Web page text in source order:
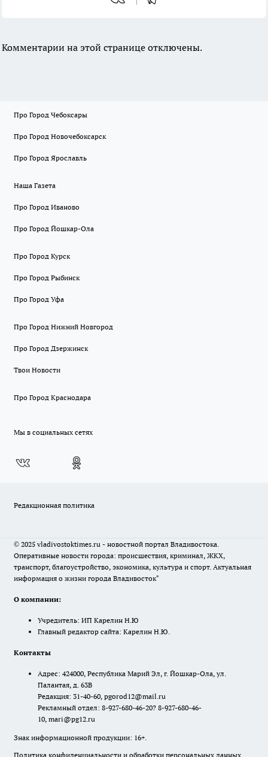
Комментарии на этой странице отключены.
Про Город Чебоксары
Про Город Новочебоксарск
Про Город Ярославль
Наша Газета
Про Город Иваново
Про Город Йошкар-Ола
Про Город Курск
Про Город Рыбинск
Про Город Уфа
Про Город Нижний Новгород
Про Город Дзержинск
Твои Новости
Про Город Краснодара
Мы в социальных сетях
Редакционная политика
© 2025 vladivostoktimes.ru - новостной портал Владивостока.
Оперативные новости города: происшествия, криминал, ЖКХ,
транспорт, благоустройство, экономика, культура и спорт. Актуальная
информация о жизни города Владивосток"
О компании:
Учредитель: ИП Карелин Н.Ю
Главный редактор сайта: Карелин Н.Ю.
Контакты
Адрес: 424000, Республика Марий Эл, г. Йошкар-Ола, ул.
Палантая, д. 63В
Редакция: 31-40-60, pgorod12@mail.ru
Рекламный отдел: 8-927-680-46-20? 8-927-680-46-
10, mari@pg12.ru
Знак информационной продукции: 16+.
Политика конфиденциальности и обработки персональных данных